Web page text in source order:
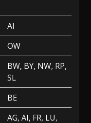
AI
OW
BW, BY, NW, RP,
SL
BE
AG, AI, FR, LU,